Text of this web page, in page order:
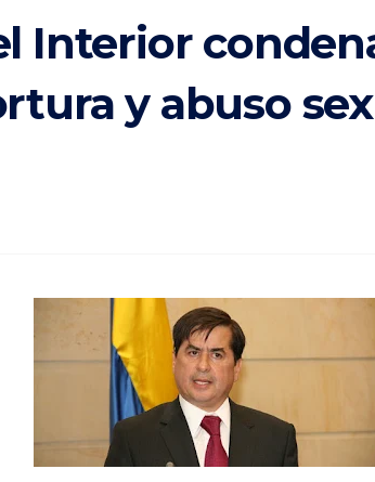
Interior
y abuso